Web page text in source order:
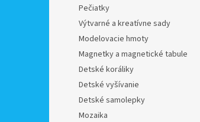
Pečiatky
Výtvarné a kreatívne sady
Modelovacie hmoty
Magnetky a magnetické tabule
Detské koráliky
Detské vyšívanie
Detské samolepky
Mozaika